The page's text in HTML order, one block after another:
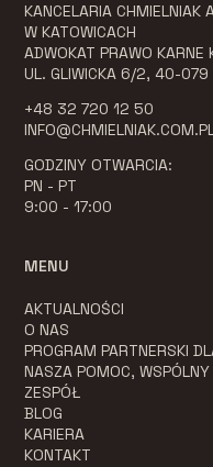
KANCELARIA CHMIELNIAK
W KATOWICACH
ADWOKAT PRAWO KARNE
UL. GLIWICKA 6/2, 40-079
+48 32 720 12 50
GODZINY OTWARCIA:
PN - PT
9:00 - 17:00
MENU
AKTUALNOŚCI
O NAS
PROGRAM PARTNERSKI
NASZA POMOC, WSPÓLNY
ZESPÓŁ
BLOG
KARIERA
KONTAKT